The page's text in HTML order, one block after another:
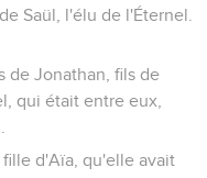
Saül, l'élu de l'Éternel.
de Jonathan, fils de
qui était entre eux,
d'Aïa, qu'elle avait